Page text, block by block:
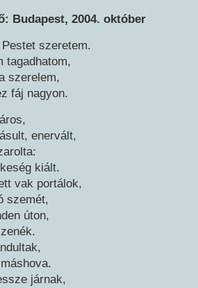
Budapest, 2004. október
szeretem.
tagadhatom,
szerelem,
fáj nagyon.
enervált,
kiált.
vak portálok,
szemét,
úton,
járnak,